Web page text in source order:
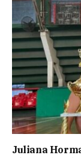
Juliana